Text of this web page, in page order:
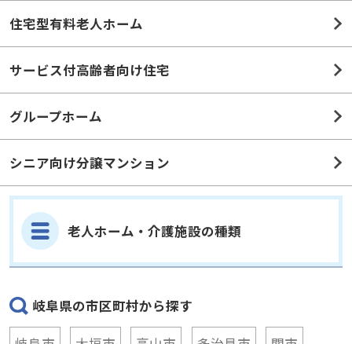
住宅型有料老人ホーム
サービス付高齢者向け住宅
グループホーム
シニア向け分譲マンション
老人ホーム・介護施設の種類
岐阜県の市区町村から探す